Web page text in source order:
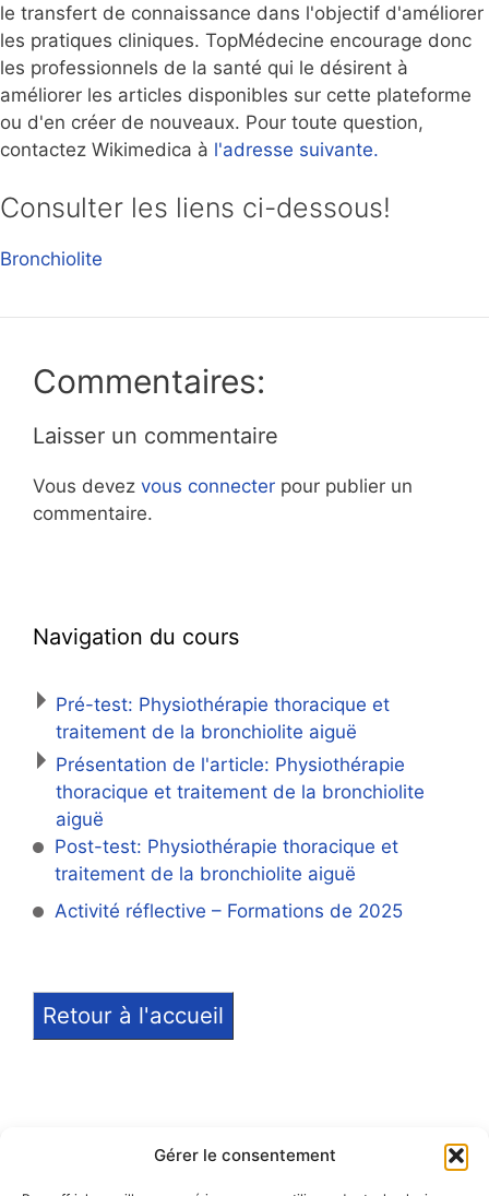
Gérer le consentement
le transfert de connaissance dans l'objectif d'améliorer
les pratiques cliniques. TopMédecine encourage donc
les professionnels de la santé qui le désirent à
améliorer les articles disponibles sur cette plateforme
ou d'en créer de nouveaux. Pour toute question,
contactez Wikimedica à l'adresse suivante.
Consulter les liens ci-dessous!
Bronchiolite
Commentaires:
Laisser un commentaire
Vous devez vous connecter pour publier un
commentaire.
Navigation du cours
Pré-test: Physiothérapie thoracique et
traitement de la bronchiolite aiguë
Présentation de l'article: Physiothérapie
thoracique et traitement de la bronchiolite
aiguë
Post-test: Physiothérapie thoracique et
traitement de la bronchiolite aiguë
Activité réflective – Formations de 2025
Retour à l'accueil